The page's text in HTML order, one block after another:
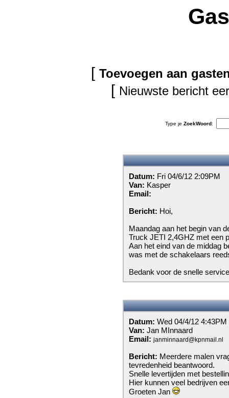
[ Toevoegen aan
[ Nieuwste bericht
Type je ZoekWoord:
Datum: Fri 04/6/12 2:09PM
Van: Kasper
Email:
Bericht: Hoi,
Maandag aan het begin van
Truck JETI 2,4GHZ met een
Aan het eind van de middag
was met de schakelaars
Bedank voor de snelle
Datum: Wed 04/4/12 4:43PM
Van: Jan MInnaard
Email: janminnaard@kpnmail.nl
Bericht: Meerdere malen
tevredenheid beantwoord.
Snelle levertijden met
Hier kunnen veel bedrijven
Groeten Jan